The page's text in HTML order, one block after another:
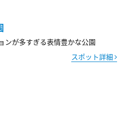
ンが多すぎる表情豊かな公園
スポット詳細